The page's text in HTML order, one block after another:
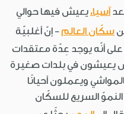
آسيا، يعيش فيها حوالي
سكّان العالم- إنّ أغلبيّة
أنّه يوجد عِدّة معتقدات
يعيشون في بلدات صغيرة
ويعملون أحيانًا
السريع للسكّان